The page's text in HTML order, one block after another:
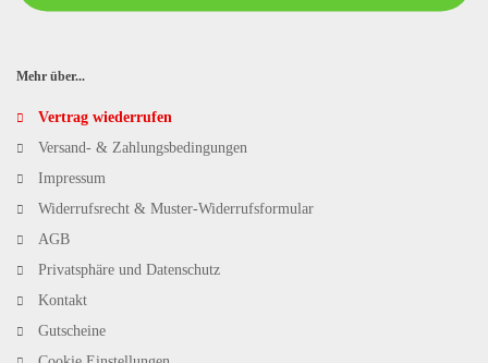
Mehr über...
Vertrag wiederrufen
Versand- & Zahlungsbedingungen
Impressum
Widerrufsrecht & Muster-Widerrufsformular
AGB
Privatsphäre und Datenschutz
Kontakt
Gutscheine